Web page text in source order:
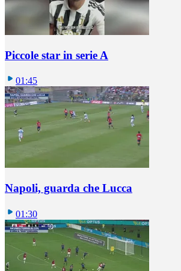
Piccole star in serie A
01:45
Napoli, guarda che Lucca
01:30